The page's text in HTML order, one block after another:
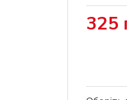
325